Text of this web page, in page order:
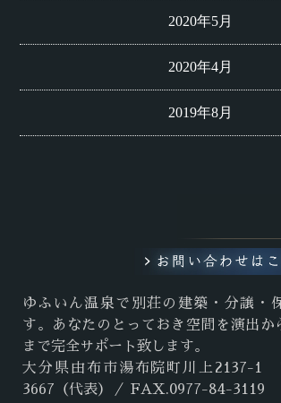
2020年5月
2020年4月
2019年8月
ゆふいん温泉で別荘の建築・分譲・
す。あなたのとっておき空間を演出か
まで完全サポート致します。
大分県由布市湯布院町川上2137-1
3667（代表）／ FAX.0977-84-3119